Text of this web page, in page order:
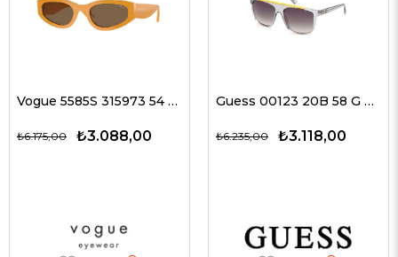
Vogue 5585S 315973 54 G Kadın Güneş Gözlükleri
₺3.088,00
₺6.175,00
Guess 00123 20B 58 G Unisex Güneş Gözlükleri
₺3.118,00
₺6.235,00